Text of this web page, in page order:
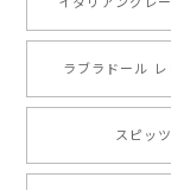
ラブラドール レ
スピッツ